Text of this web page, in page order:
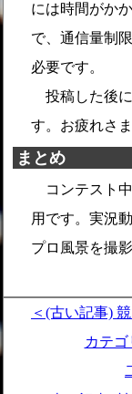
には時間がか
で、通信量制
必要です。
投稿した後
す。お疲れさ
まとめ
コンテスト
用です。実況
プロ風景を撮
＜(古い記事)
カテゴ